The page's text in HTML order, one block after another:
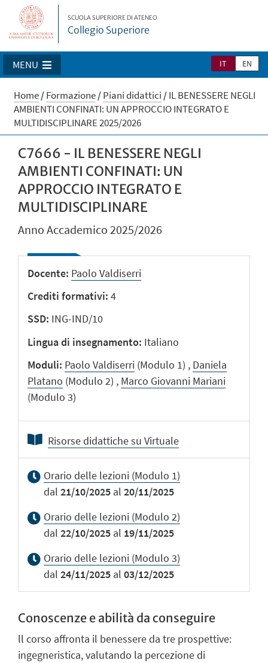
SCUOLA SUPERIORE DI ATENEO
Collegio Superiore
IT EN
MENU
Home/Formazione/Piani didattici /IL BENESSERE NEGLI
AMBIENTI CONFINATI: UN APPROCCIO INTEGRATO E
MULTIDISCIPLINARE 2025/2026
C7666 - IL BENESSERE NEGLI
AMBIENTI CONFINATI: UN
APPROCCIO INTEGRATO E
MULTIDISCIPLINARE
Anno Accademico 2025/2026
Docente Paolo Valdiserri
Crediti formativi 4
SSD ING-IND/10
Lingua di insegnamento Italiano
Moduli Paolo Valdiserri (Modulo 1) , Daniela
Platano (Modulo 2) , Marco Giovanni Mariani
(Modulo 3)
Risorse didattiche su Virtuale
Orario delle lezioni (Modulo 1)
dal21/10/2025 al20/11/2025
Orario delle lezioni (Modulo 2)
dal22/10/2025 al 19/11/2025
Orario delle lezioni (Modulo 3)
dal24/11/2025 al03/12/2025
Conoscenze e abilità da conseguire
ll corso affronta il benessere da tre prospettive:
ingegneristica, valutando la percezione di